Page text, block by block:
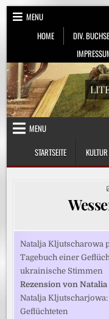
Skip
MENU
HOME
DIV.
MENU
STARTSEITE
KULTUR
Natalja Kljutscharowa
Tagebuch einer
ukrainische Stimmen
Rezension von
Natalja
Geflüchteten